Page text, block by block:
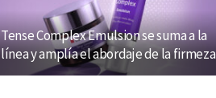
Tense Complex Emulsion se suma a la
línea y amplía el abordaje de la firmeza